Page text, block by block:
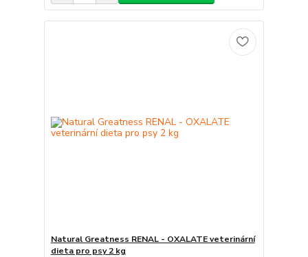
Natural Greatness RENAL - OXALATE veterinární
dieta pro psy 2 kg